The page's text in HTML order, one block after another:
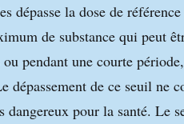
dépasse la dose de
de substance qui peut
pendant une courte
dépassement de ce seuil ne
dangereux pour la santé. Le